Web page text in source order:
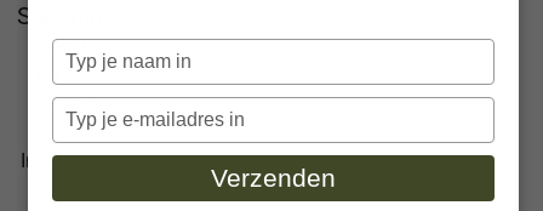
Typ
je
naam
Typ
je
e-
Verzenden
Sunshine
bag
€ 17,37
€ 28,95
In winkelwagen